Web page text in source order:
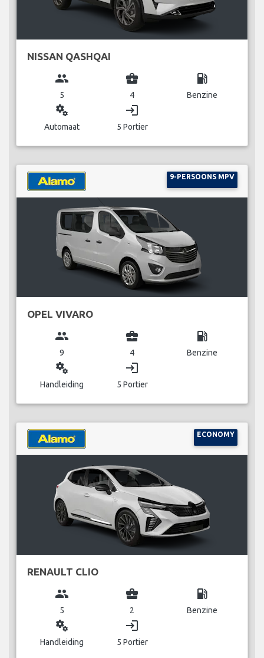
NISSAN QASHQAI
group
5
business_center
4
local_gas_station
Benzine
miscellaneous_services
Automaat
login
5 Portier
9-PERSOONS MPV
OPEL VIVARO
group
9
business_center
4
local_gas_station
Benzine
miscellaneous_services
Handleiding
login
5 Portier
ECONOMY
RENAULT CLIO
group
5
business_center
2
local_gas_station
Benzine
miscellaneous_services
Handleiding
login
5 Portier